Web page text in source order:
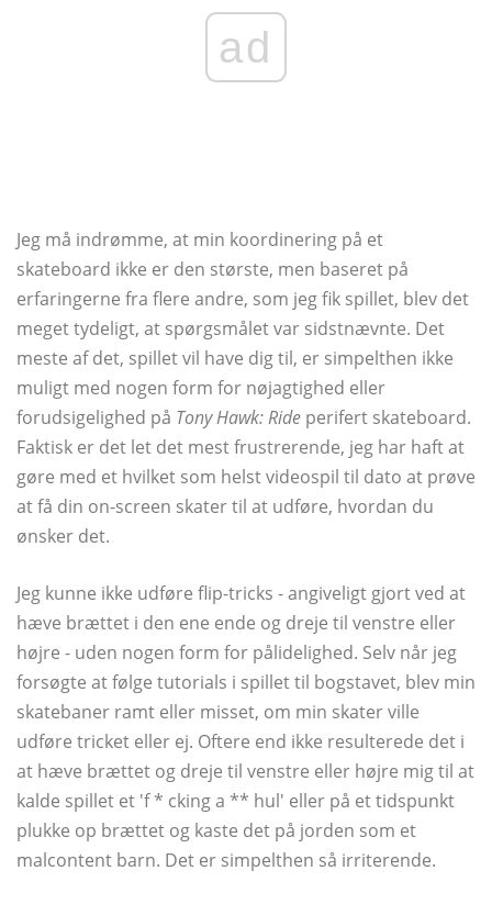
ad
Jeg må indrømme, at min koordinering på et
skateboard ikke er den største, men baseret på
erfaringerne fra flere andre, som jeg fik spillet, blev det
meget tydeligt, at spørgsmålet var sidstnævnte. Det
meste af det, spillet vil have dig til, er simpelthen ikke
muligt med nogen form for nøjagtighed eller
forudsigelighed på Tony Hawk: Ride perifert skateboard.
Faktisk er det let det mest frustrerende, jeg har haft at
gøre med et hvilket som helst videospil til dato at prøve
at få din on-screen skater til at udføre, hvordan du
ønsker det.
Jeg kunne ikke udføre flip-tricks - angiveligt gjort ved at
hæve brættet i den ene ende og dreje til venstre eller
højre - uden nogen form for pålidelighed. Selv når jeg
forsøgte at følge tutorials i spillet til bogstavet, blev min
skatebaner ramt eller misset, om min skater ville
udføre tricket eller ej. Oftere end ikke resulterede det i
at hæve brættet og dreje til venstre eller højre mig til at
kalde spillet et 'f * cking a ** hul' eller på et tidspunkt
plukke op brættet og kaste det på jorden som et
malcontent barn. Det er simpelthen så irriterende.